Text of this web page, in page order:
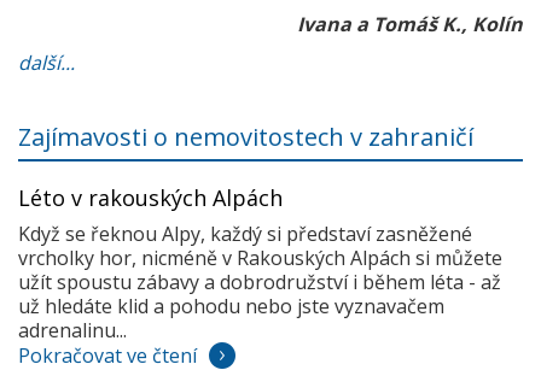
Ivana a Tomáš K., Kolín
další...
Zajímavosti o nemovitostech v zahraničí
Léto v rakouských Alpách
Když se řeknou Alpy, každý si představí zasněžené
vrcholky hor, nicméně v Rakouských Alpách si můžete
užít spoustu zábavy a dobrodružství i během léta - až
už hledáte klid a pohodu nebo jste vyznavačem
adrenalinu...
Pokračovat ve čtení